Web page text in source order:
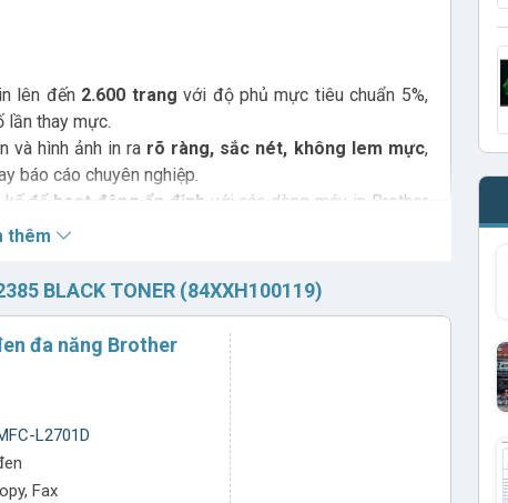
lên đến 2.600 trang với độ phủ mực tiêu chuẩn 5%,
lần thay mực.
và hình ảnh in ra rõ ràng, sắc nét, không lem mực,
báo cáo chuyên nghiệp.
kế để hoạt động ổn định với các dòng máy in Brother
DCP-L2520D, MFC-L2701D, MFC-L2701DW
giúptăng tuổi thọ của máy in, giảm thiểu các sự cố
theo công nghệ tiên tiến, hạn chế khí thải và tái chế
hãng
gây hư hại linh kiện.
nâng cao hiệu suất in ấn.
mờ chữ hoặc tắc nghẽn mực.
thêm
BLACK TONER (84XXH100119)
đa năng Brother
L2701D
Fax